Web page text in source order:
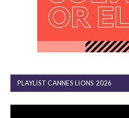
PLAYLIST CANNES LIONS 2026